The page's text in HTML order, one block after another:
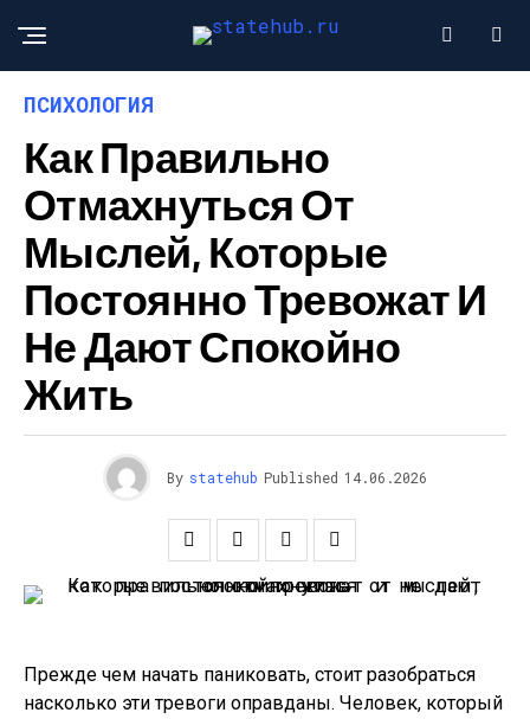
ПСИХОЛОГИЯ
Как Правильно
Отмахнуться От
Мыслей, Которые
Постоянно Тревожат И
Не Дают Спокойно
Жить
By statehub Published 14.06.2026
Прежде чем начать паниковать, стоит разобраться
насколько эти тревоги оправданы. Человек, который